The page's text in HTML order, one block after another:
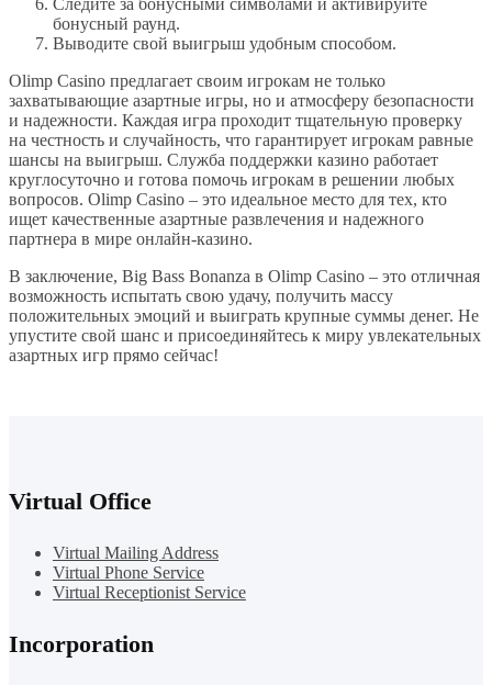
Следите за бонусными символами и активируйте
бонусный раунд.
Выводите свой выигрыш удобным способом.
Olimp Casino предлагает своим игрокам не только
захватывающие азартные игры, но и атмосферу безопасности
и надежности. Каждая игра проходит тщательную проверку
на честность и случайность, что гарантирует игрокам равные
шансы на выигрыш. Служба поддержки казино работает
круглосуточно и готова помочь игрокам в решении любых
вопросов. Olimp Casino – это идеальное место для тех, кто
ищет качественные азартные развлечения и надежного
партнера в мире онлайн-казино.
В заключение, Big Bass Bonanza в Olimp Casino – это отличная
возможность испытать свою удачу, получить массу
положительных эмоций и выиграть крупные суммы денег. Не
упустите свой шанс и присоединяйтесь к миру увлекательных
азартных игр прямо сейчас!
Virtual Office
Virtual Mailing Address
Virtual Phone Service
Virtual Receptionist Service
Incorporation